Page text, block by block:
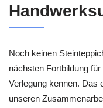
Noch keinen
nächsten Fortbildung
Verlegung kennen. Das
unseren